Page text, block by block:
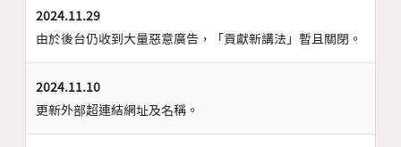
2024.11.29
由於後台仍收到大量惡意廣告，「貢獻新講法」暫且關閉。
2024.11.10
更新外部超連結網址及名稱。